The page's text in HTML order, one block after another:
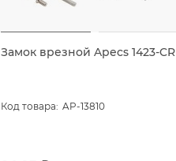
Замок врезной Apecs 1423-CR
AP-13810